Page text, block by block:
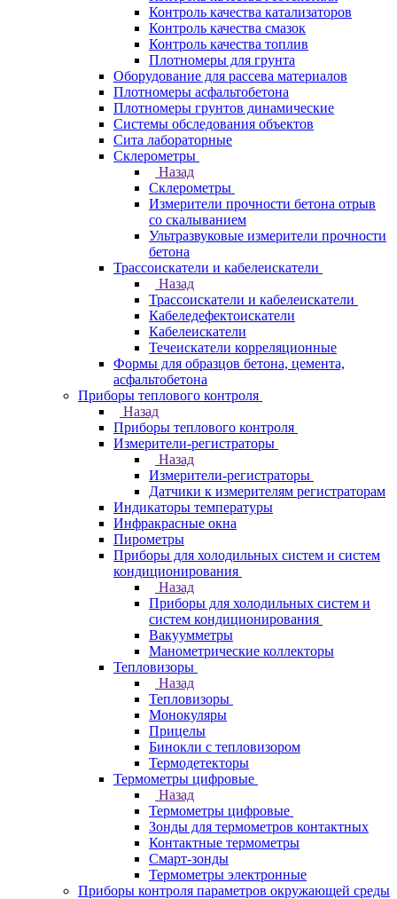
Контроль качества катализаторов
Контроль качества смазок
Контроль качества топлив
Плотномеры для грунта
Оборудование для рассева материалов
Плотномеры асфальтобетона
Плотномеры грунтов динамические
Системы обследования объектов
Сита лабораторные
Склерометры
Назад
Склерометры
Измерители прочности бетона отрыв
со скалыванием
Ультразвуковые измерители прочности
бетона
Трассоискатели и кабелеискатели
Назад
Трассоискатели и кабелеискатели
Кабеледефектоискатели
Кабелеискатели
Течеискатели корреляционные
Формы для образцов бетона, цемента,
асфальтобетона
Приборы теплового контроля
Назад
Приборы теплового контроля
Измерители-регистраторы
Назад
Измерители-регистраторы
Датчики к измерителям регистраторам
Индикаторы температуры
Инфракрасные окна
Пирометры
Приборы для холодильных систем и систем
кондиционирования
Назад
Приборы для холодильных систем и
систем кондиционирования
Вакуумметры
Манометрические коллекторы
Тепловизоры
Назад
Тепловизоры
Монокуляры
Прицелы
Бинокли с тепловизором
Термодетекторы
Термометры цифровые
Назад
Термометры цифровые
Зонды для термометров контактных
Контактные термометры
Смарт-зонды
Термометры электронные
Приборы контроля параметров окружающей среды